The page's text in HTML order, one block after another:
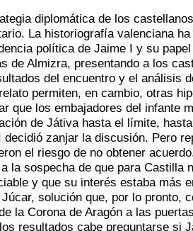
diplomática de los
La historiografía valenciana
política de Jaime I y su
de Almizra, presentando a los
del encuentro y el análisis
permiten, en cambio, otras
que los embajadores del infante
de Játiva hasta el límite,
decidió zanjar la discusión. Pero
el riesgo de no obtener
la sospecha de que para Castilla
y que su interés estaba más
solución que, por lo pronto,
la Corona de Aragón a las
resultados cabe preguntarse si